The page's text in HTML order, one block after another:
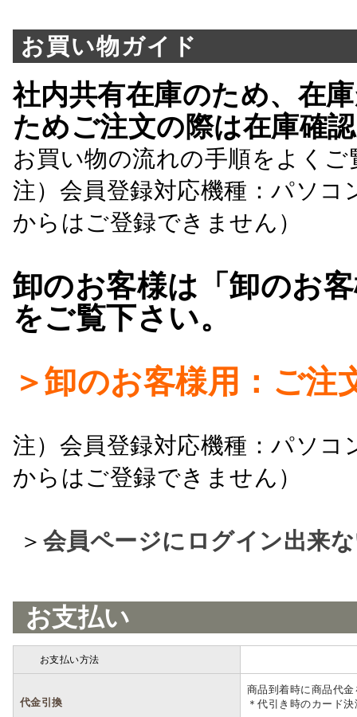
お買い物ガイド
社内共有在庫のため、在
ためご注文の際は在庫確
お買い物の流れの手順をよくご
注）会員登録対応機種：パソ
からはご登録できません）
卸のお客様は「卸のお
をご覧下さい。
＞卸のお客様用：ご注
注）会員登録対応機種：パソ
からはご登録できません）
＞ 会員ページにログイン出来
お支払い
お支払い方法
代金引換
商品到着時に商品代
＊代引き時のカード